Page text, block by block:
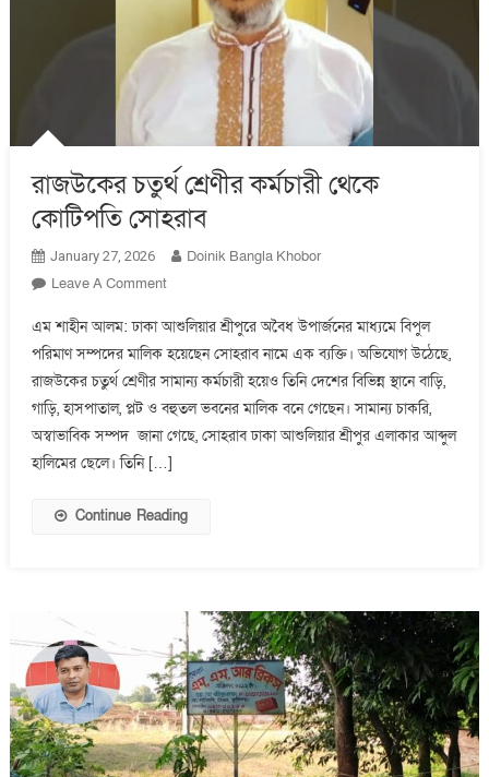
রাজউকের চতুর্থ শ্রেণীর কর্মচারী থেকে
কোটিপতি সোহরাব
January 27, 2026
Doinik Bangla Khobor
Leave A CommentOn
চতুর্থ
শ্রেণীর
কর্মচারী
থেকে
কোটিপতি
সোহরাব
এম শাহীন আলম: ঢাকা আশুলিয়ার শ্রীপুরে অবৈধ উপার্জনের মাধ্যমে বিপুল
পরিমাণ সম্পদের মালিক হয়েছেন সোহরাব নামে এক ব্যক্তি। অভিযোগ উঠেছে,
রাজউকের চতুর্থ শ্রেণীর সামান্য কর্মচারী হয়েও তিনি দেশের বিভিন্ন স্থানে বাড়ি,
গাড়ি, হাসপাতাল, প্লট ও বহুতল ভবনের মালিক বনে গেছেন। সামান্য চাকরি,
অস্বাভাবিক সম্পদ জানা গেছে, সোহরাব ঢাকা আশুলিয়ার শ্রীপুর এলাকার আব্দুল
হালিমের ছেলে। তিনি […]
Continue Reading